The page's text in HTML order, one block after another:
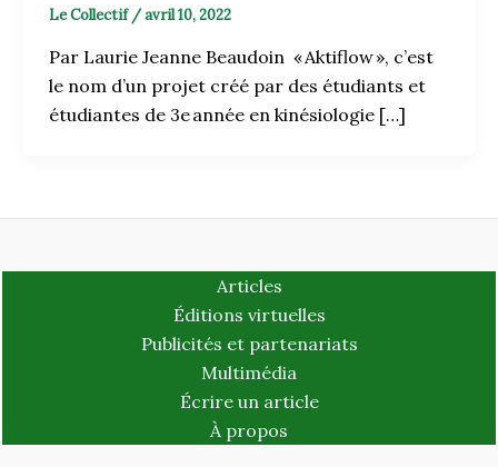
Le Collectif /avril 10, 2022
Par Laurie Jeanne Beaudoin « Aktiflow », c’est
le nom d’un projet créé par des étudiants et
étudiantes de 3e année en kinésiologie […]
Articles
Éditions virtuelles
Publicités et partenariats
Multimédia
Écrire un article
À propos